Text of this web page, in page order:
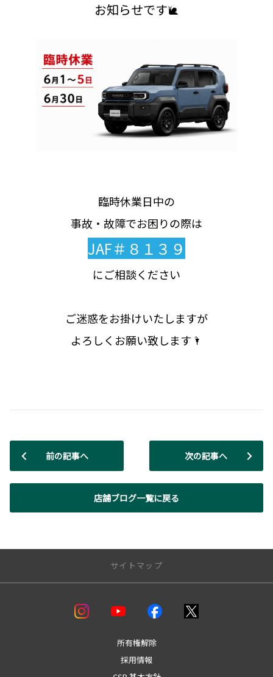
お知らせです🐌
臨時休業日中の
事故・故障でお困りの際は
JAF＃８１３９
にご相談ください
ご迷惑をお掛けいたしますが
​​​​よろしくお願い致します🌂
前の記事へ
店舗ブログ一覧に戻る
次の記事へ
サイトマップ
所有権解除
採用情報